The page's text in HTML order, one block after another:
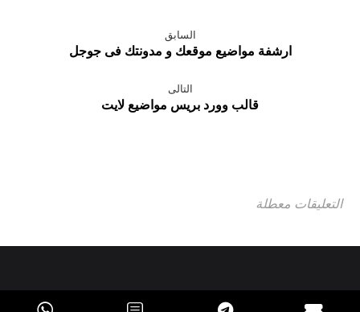
السابق
ارشفة مواضيع موقعك و مدونتك فى جوجل
التالى
قالب وورد بريس مواضيع لايت
التعليقات معطلة